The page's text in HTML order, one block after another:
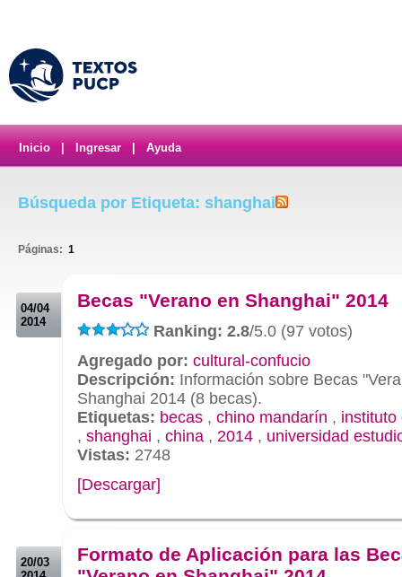
Inicio Ingresar Ayuda
Búsqueda por Etiqueta: shanghai
Páginas: 1
04/04
2014
Becas "Verano en Shanghai" 2014
Ranking: 2.8/5.0 (97 votos)
Agregado por: cultural-confucio
Descripción: Información sobre Becas
Shanghai 2014 (8 becas).
Etiquetas: becas , chino mandarín , instituto
, shanghai , china , 2014 , universidad
Vistas: 2748
[Descargar]
20/03
Formato de Aplicación para las